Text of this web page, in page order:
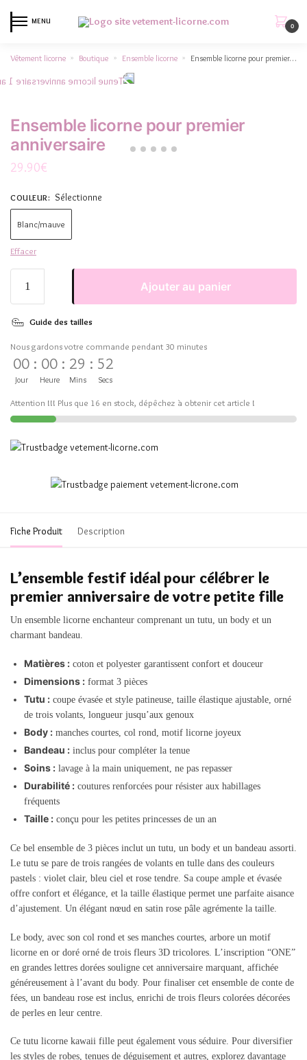
MENU
0
Vêtement licorne » Boutique » Ensemble licorne » Ensemble licorne pour premier anniversaire
Ensemble licorne pour premier
anniversaire
29.90€
COULEUR: Sélectionne
Blanc/mauve
Effacer
Ajouter au panier
Guide des tailles
Nous gardons votre commande pendant 30 minutes
00
Jour
: 00
Heure
: 29
Mins
: 51
Secs
Attention !!! Plus que 16 en stock, dépêchez à obtenir cet article !
Fiche Produit Description
L’ensemble festif idéal pour célébrer le
premier anniversaire de votre petite fille
Un ensemble licorne enchanteur comprenant un tutu, un body et un
charmant bandeau.
Matières : coton et polyester garantissent confort et douceur
Dimensions : format 3 pièces
Tutu : coupe évasée et style patineuse, taille élastique ajustable, orné
de trois volants, longueur jusqu’aux genoux
Body : manches courtes, col rond, motif licorne joyeux
Bandeau : inclus pour compléter la tenue
Soins : lavage à la main uniquement, ne pas repasser
Durabilité : coutures renforcées pour résister aux habillages
fréquents
Taille : conçu pour les petites princesses de un an
Ce bel ensemble de 3 pièces inclut un tutu, un body et un bandeau assorti.
Le tutu se pare de trois rangées de volants en tulle dans des couleurs
pastels : violet clair, bleu ciel et rose tendre. Sa coupe ample et évasée
offre confort et élégance, et la taille élastique permet une parfaite aisance
d’ajustement. Un élégant nœud en satin rose pâle agrémente la taille.
Le body, avec son col rond et ses manches courtes, arbore un motif
licorne en or doré orné de trois fleurs 3D tricolores. L’inscription “ONE”
en grandes lettres dorées souligne cet anniversaire marquant, affichée
généreusement à l’avant du body. Pour finaliser cet ensemble de conte de
fées, un bandeau rose est inclus, enrichi de trois fleurs colorées décorées
de perles en leur centre.
Ce tutu licorne kawaii fille peut également vous séduire. Pour diversifier
les styles de robes, tenues de déguisement et autres, explorez davantage